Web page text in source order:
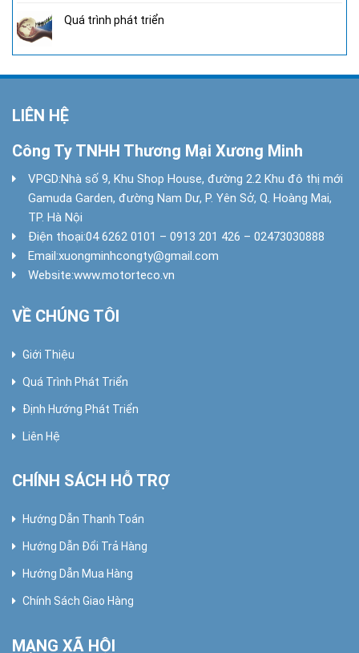
Quá trình phát triển
LIÊN HỆ
Công Ty TNHH Thương Mại Xương Minh
VPGD:Nhà số 9, Khu Shop House, đường 2.2 Khu đô thị mới
Gamuda Garden, đường Nam Dư, P. Yên Sở, Q. Hoàng Mai,
TP. Hà Nội
Điện thoại:04 6262 0101 – 0913 201 426 – 02473030888
Email:xuongminhcongty@gmail.com
Website:www.motorteco.vn
VỀ CHÚNG TÔI
Giới Thiệu
Quá Trình Phát Triển
Định Hướng Phát Triển
Liên Hệ
CHÍNH SÁCH HỖ TRỢ
Hướng Dẫn Thanh Toán
Hướng Dẫn Đổi Trả Hàng
Hướng Dẫn Mua Hàng
Chính Sách Giao Hàng
MẠNG XÃ HỘI